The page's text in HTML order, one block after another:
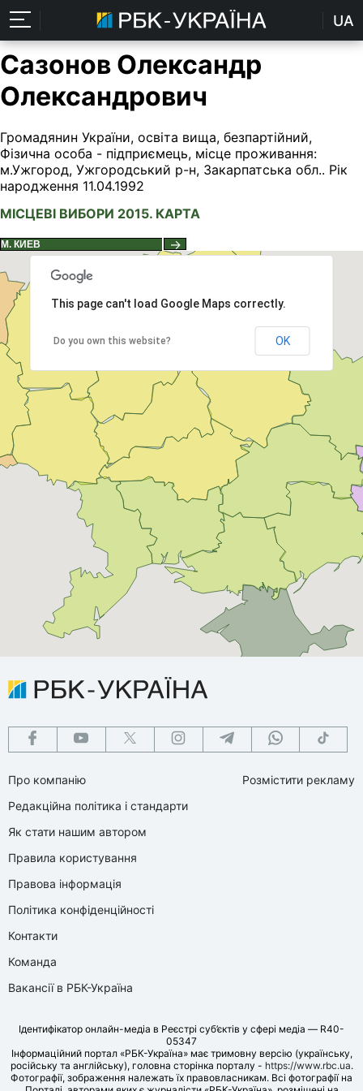
UA
Сазонов Олександр
Олександрович
Громадянин України, освіта вища, безпартійний,
Фізична особа - підприємець, місце проживання:
м.Ужгород, Ужгородський р-н, Закарпатська обл.. Рік
народження 11.04.1992
МІСЦЕВІ ВИБОРИ 2015. КАРТА
→
This page can't load Google Maps correctly.
Do you own this website? OK
Про компанію
Редакційна політика і стандарти
Як стати нашим автором
Правила користування
Правова інформація
Політика конфіденційності
Контакти
Команда
Вакансії в РБК-Україна
Розмістити рекламу
Ідентифікатор онлайн-медіа в Реєстрі суб’єктів у сфері медіа — R40-
05347
Інформаційний портал «РБК-Україна» має тримовну версію (українську,
російську та англійську), головна сторінка порталу - https://www.rbc.ua.
Фотографії, зображення належать їх правовласникам. Всі фотографії на